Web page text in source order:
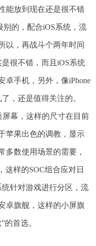
能放到现在还是很不错
别的，配合iOS系统，流
以，再战斗个两年时间
很不错，而且iOS系统
卓手机，另外，像iPhone
，还是值得关注的。
屏幕，这样的尺寸在目前
苹果出色的调教，显示
多数使用场景的需要，
这样的SOC组合应对日
针对游戏进行分区，流
卓旗舰，这样的小屏旗
首选。